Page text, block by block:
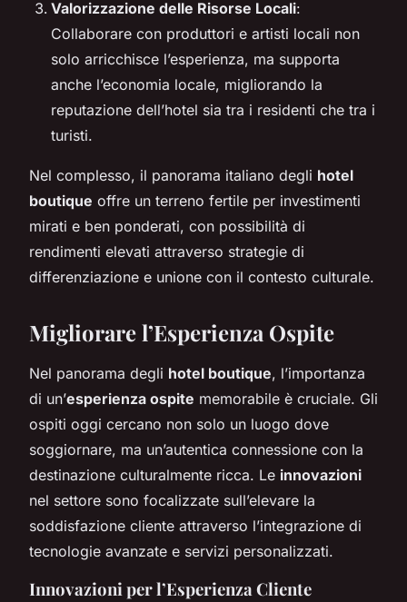
Valorizzazione delle Risorse Locali:
Collaborare con produttori e artisti locali non
solo arricchisce l’esperienza, ma supporta
anche l’economia locale, migliorando la
reputazione dell’hotel sia tra i residenti che tra i
turisti.
Nel complesso, il panorama italiano degli hotel
boutique offre un terreno fertile per investimenti
mirati e ben ponderati, con possibilità di
rendimenti elevati attraverso strategie di
differenziazione e unione con il contesto culturale.
Migliorare l’Esperienza Ospite
Nel panorama degli hotel boutique, l’importanza
di un’esperienza ospite memorabile è cruciale. Gli
ospiti oggi cercano non solo un luogo dove
soggiornare, ma un’autentica connessione con la
destinazione culturalmente ricca. Le innovazioni
nel settore sono focalizzate sull’elevare la
soddisfazione cliente attraverso l’integrazione di
tecnologie avanzate e servizi personalizzati.
Innovazioni per l’Esperienza Cliente